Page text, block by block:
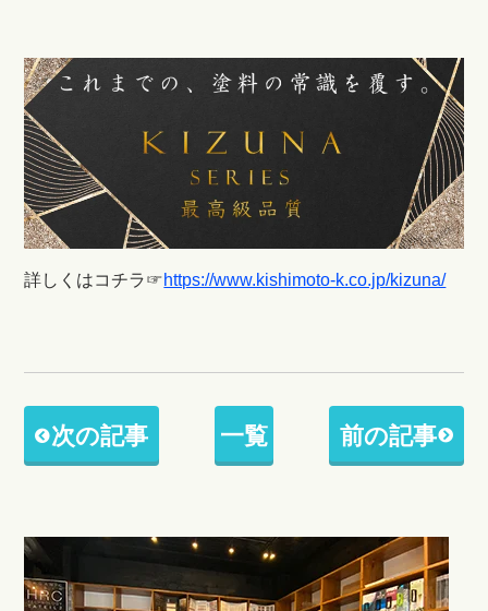
詳しくはコチラ☞https://www.kishimoto-k.co.jp/kizuna/
次の記事 一覧 前の記事